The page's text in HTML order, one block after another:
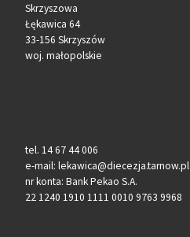
Skrzyszowa
Łękawica 64
33-156 Skrzyszów
woj. małopolskie
tel. 14 67 44 006
e-mail: lekawica@diecezja.tarnow.pl
nr konta: Bank Pekao S.A.
22 1240 1910 1111 0010 9763 9968